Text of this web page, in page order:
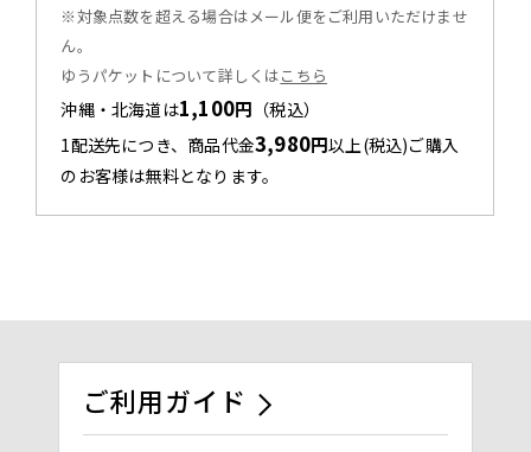
※対象点数を超える場合はメール便をご利用いただけませ
ん。
ゆうパケットについて詳しくはこちら
沖縄・北海道は1,100円 （税込）
1配送先につき、商品代金3,980円以上(税込)ご購入
のお客様は無料となります。
ご利用ガイド